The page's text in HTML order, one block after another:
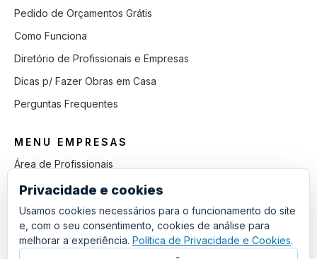
Pedido de Orçamentos Grátis
Como Funciona
Diretório de Profissionais e Empresas
Dicas p/ Fazer Obras em Casa
Perguntas Frequentes
MENU EMPRESAS
Área de Profissionais
Como Funciona
Lista de Pedidos em Aberto
Como Ganhar mais Obras
Perguntas Frequentes
Privacidade e cookies
Usamos cookies necessários para o funcionamento do site
e, com o seu consentimento, cookies de análise para
melhorar a experiência. Política de Privacidade e Cookies.